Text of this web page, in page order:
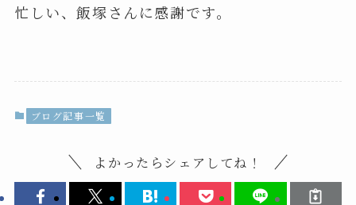
忙しい、飯塚さんに感謝です。
ブログ記事一覧
よかったらシェアしてね！